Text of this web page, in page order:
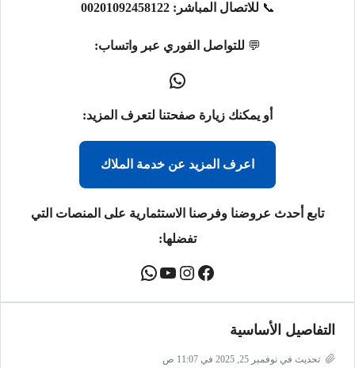
📞 للاتصال المباشر: 00201092458122
💬 للتواصل الفوري عبر واتساب:
أو يمكنك زيارة صفحتنا لتعرف المزيد:
اعرف المزيد عن خدمة الملاك
تابع أحدث عروضنا وفرصنا الاستثمارية على المنصات التي
تفضلها:
التفاصيل الأساسية
تحديث في نوفمبر 25, 2025 في 11:07 ص